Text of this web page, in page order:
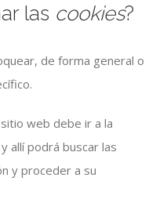
las cookies?
de forma general o
web debe ir a la
allí podrá buscar las
y proceder a su